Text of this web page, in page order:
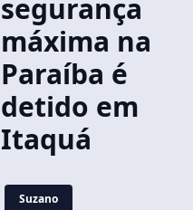
segurança
máxima na
Paraíba é
detido em
Itaquá
Suzano